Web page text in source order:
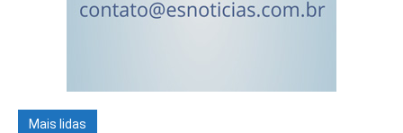
Mais lidas